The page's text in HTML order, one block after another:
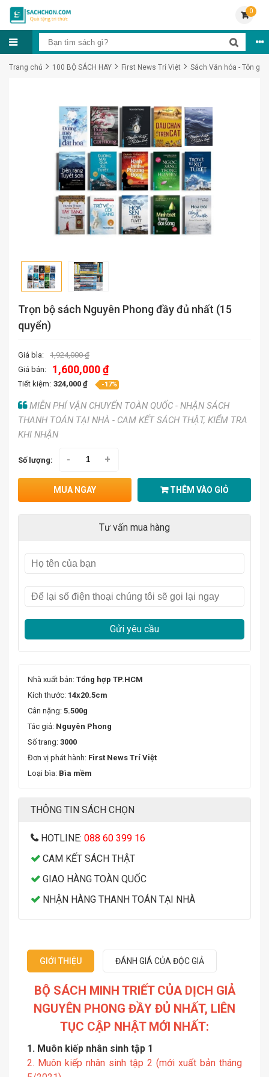
0
Trang chủ 100 BỘ SÁCH HAY First News Trí Việt Sách Văn hóa - Tôn
Trọn bộ sách Nguyên Phong đầy đủ nhất (15
quyển)
Giá bìa:
1,924,000 ₫
Giá bán:
1,600,000 ₫
Tiết kiệm: 324,000 ₫ -17%
MIỄN PHÍ VẬN CHUYỂN TOÀN QUỐC - NHẬN SÁCH
THANH TOÁN TẠI NHÀ - CAM KẾT SÁCH THẬT, KIỂM TRA
KHI NHẬN
Số lượng: - +
MUA NGAY THÊM VÀO GIỎ
Tư vấn mua hàng
Gửi yêu cầu
Nhà xuất bản: Tổng hợp TP.HCM
Kích thước: 14x20.5cm
Cân nặng: 5.500g
Tác giả: Nguyên Phong
Số trang: 3000
Đơn vị phát hành: First News Trí Việt
Loại bìa: Bìa mềm
THÔNG TIN SÁCH CHỌN
HOTLINE: 088 60 399 16
CAM KẾT SÁCH THẬT
GIAO HÀNG TOÀN QUỐC
NHẬN HÀNG THANH TOÁN TẠI NHÀ
GIỚI THIỆU ĐÁNH GIÁ CỦA ĐỘC GIẢ
BỘ SÁCH MINH TRIẾT CỦA DỊCH GIẢ
NGUYÊN PHONG ĐẦY ĐỦ NHẤT, LIÊN
TỤC CẬP NHẬT MỚI NHẤT:
1. Muôn kiếp nhân sinh tập 1
2. Muôn kiếp nhân sinh tập 2 (mới xuất bản tháng